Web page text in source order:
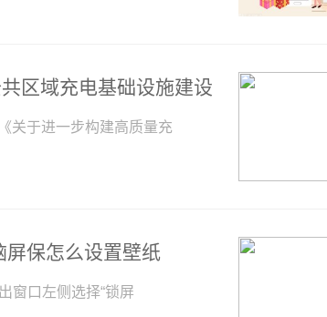
区域充电基础设施建设
关于进一步构建高质量充
屏保怎么设置壁纸
窗口左侧选择“锁屏